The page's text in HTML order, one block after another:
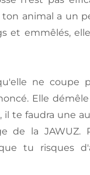
ton animal a un
et emmêlés,
ne coupe
Elle
te faudra une
de la JAWUZ.
tu risques